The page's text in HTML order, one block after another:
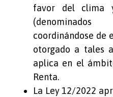
favor del clima
coordinándose de
otorgado a tales
aplica en el
Renta.
La Ley 12/2022